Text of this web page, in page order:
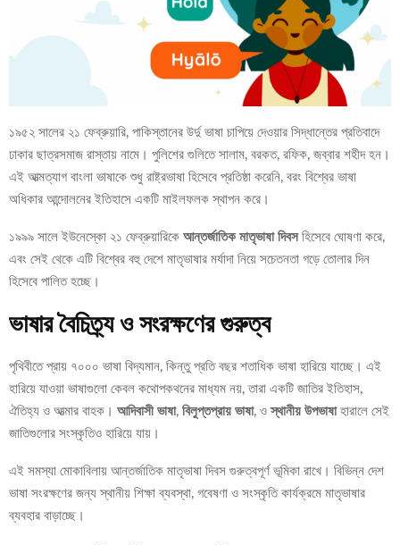
১৯৫২ সালের ২১ ফেব্রুয়ারি, পাকিস্তানের উর্দু ভাষা চাপিয়ে দেওয়ার সিদ্ধান্তের প্রতিবাদে
ঢাকার ছাত্রসমাজ রাস্তায় নামে। পুলিশের গুলিতে সালাম, বরকত, রফিক, জব্বার শহীদ হন।
এই আত্মত্যাগ বাংলা ভাষাকে শুধু রাষ্ট্রভাষা হিসেবে প্রতিষ্ঠা করেনি, বরং বিশ্বের ভাষা
অধিকার আন্দোলনের ইতিহাসে একটি মাইলফলক স্থাপন করে।
১৯৯৯ সালে ইউনেস্কো ২১ ফেব্রুয়ারিকে আন্তর্জাতিক মাতৃভাষা দিবসহিসেবে ঘোষণা করে,
এবং সেই থেকে এটি বিশ্বের বহু দেশে মাতৃভাষার মর্যাদা নিয়ে সচেতনতা গড়ে তোলার দিন
হিসেবে পালিত হচ্ছে।
ভাষার বৈচিত্র্য ও সংরক্ষণের গুরুত্ব
পৃথিবীতে প্রায় ৭০০০ ভাষা বিদ্যমান, কিন্তু প্রতি বছর শতাধিক ভাষা হারিয়ে যাচ্ছে। এই
হারিয়ে যাওয়া ভাষাগুলো কেবল কথোপকথনের মাধ্যম নয়, তারা একটি জাতির ইতিহাস,
ঐতিহ্য ও আত্মার বাহক। আদিবাসী ভাষা, বিলুপ্তপ্রায় ভাষা, ওস্থানীয় উপভাষাহারালে সেই
জাতিগুলোর সংস্কৃতিও হারিয়ে যায়।
এই সমস্যা মোকাবিলায় আন্তর্জাতিক মাতৃভাষা দিবস গুরুত্বপূর্ণ ভূমিকা রাখে। বিভিন্ন দেশ
ভাষা সংরক্ষণের জন্য স্থানীয় শিক্ষা ব্যবস্থা, গবেষণা ও সংস্কৃতি কার্যক্রমে মাতৃভাষার
ব্যবহার বাড়াচ্ছে।